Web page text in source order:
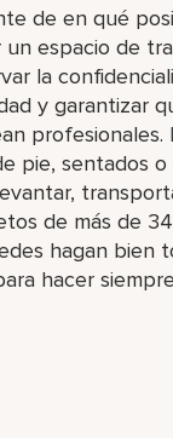
de en qué
espacio de
la
y garantizar
pie, sentados
de más de
hagan bien
hacer